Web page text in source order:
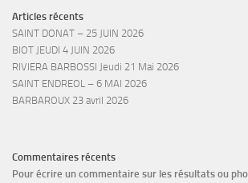
Articles récents
SAINT DONAT – 25 JUIN 2026
BIOT JEUDI 4 JUIN 2026
RIVIERA BARBOSSI Jeudi 21 Mai 2026
SAINT ENDREOL – 6 MAI 2026
BARBAROUX 23 avril 2026
Commentaires récents
Pour écrire un commentaire sur les résultats ou